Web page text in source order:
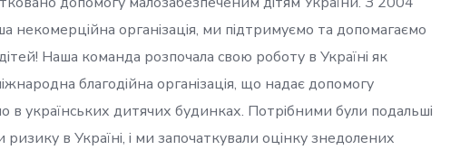
некомерційна організація, ми підтримуємо та допомагаємо
Наша команда розпочала свою роботу в Україні як
благодійна організація, що надає допомогу
в українських дитячих будинках. Потрібними були подальші
ризику в Україні, і ми започаткували оцінку знедолених